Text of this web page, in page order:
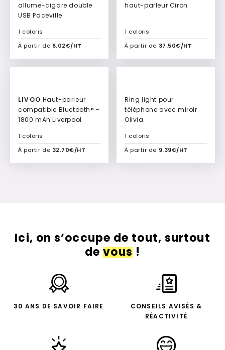
allume-cigare double
USB Paceville
À partir de 6.02€/HT
1 coloris
Ajouter à mon devis
haut-parleur Ciron
À partir de 37.50€/HT
1 coloris
Ajouter à mon devis
LIVOO
compatible Bluetooth® -
1800 mAh Liverpool
À partir de 32.70€/HT
1 coloris
Ajouter à mon devis
Ring light pour
téléphone avec miroir
Olivia
À partir de 9.39€/HT
1 coloris
Ajouter à mon devis
Ici, on s’occupe de tout, surtout
devous!
30 ANS DE SAVOIR FAIRE
CONSEILS AVISÉS &
RÉACTIVITÉ